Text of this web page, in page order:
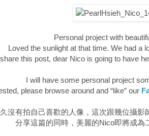
Personal project with
Loved the sunlight at that time. We had a
this post, dear Nico is going to have
I will have some personal project
please browse around and “like” our
沒有拍自己喜歡的人像，這次跟幾位攝影
分享這篇的同時，美麗的Nico即將成為